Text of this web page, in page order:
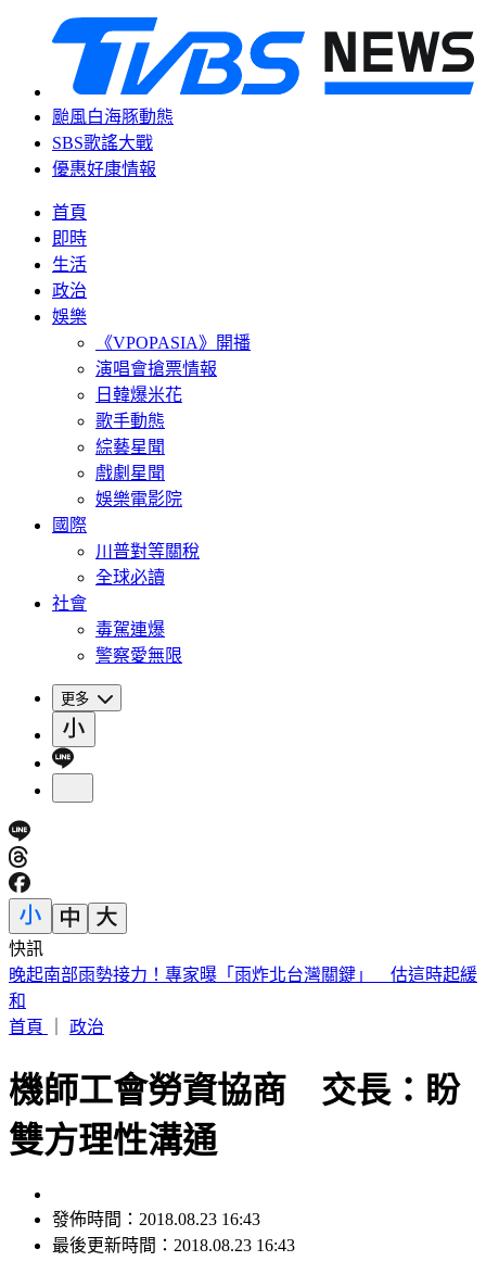
颱風白海豚動態
SBS歌謠大戰
優惠好康情報
首頁
即時
生活
政治
娛樂
《VPOPASIA》開播
演唱會搶票情報
日韓爆米花
歌手動態
綜藝星聞
戲劇星聞
娛樂電影院
國際
川普對等關稅
全球必讀
社會
毒駕連爆
警察愛無限
更多
快訊
2026 SBS歌謠大戰SUMMER／最美小貓咪來了！MEOVV白
禮服仙氣走藍毯
首頁
政治
機師工會勞資協商 交長：盼
雙方理性溝通
發佈時間：2018.08.23 16:43
最後更新時間：2018.08.23 16:43